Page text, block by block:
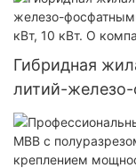
производителя.
Гибридная
литий-
мощностью 3
Foxtech.